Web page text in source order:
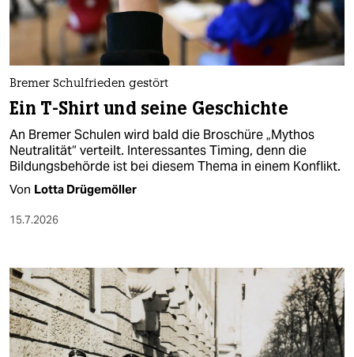
Bremer Schulfrieden gestört
Ein T-Shirt und seine Geschichte
An Bremer Schulen wird bald die Broschüre „Mythos
Neutralität“ verteilt. Interessantes Timing, denn die
Bildungsbehörde ist bei diesem Thema in einem Konflikt.
Von Lotta Drügemöller
15.7.2026